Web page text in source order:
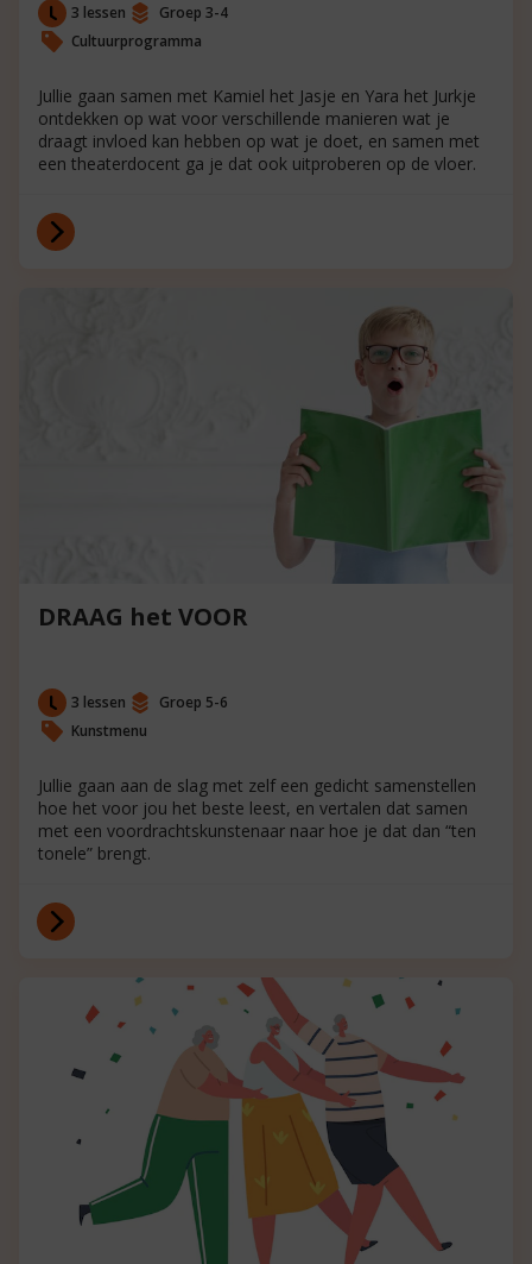
3 lessen
Groep 3-4
Cultuurprogramma
Jullie gaan samen met Kamiel het Jasje en Yara het Jurkje
ontdekken op wat voor verschillende manieren wat je
draagt invloed kan hebben op wat je doet, en samen met
een theaterdocent ga je dat ook uitproberen op de vloer.
DRAAG het VOOR
3 lessen
Groep 5-6
Kunstmenu
Jullie gaan aan de slag met zelf een gedicht samenstellen
hoe het voor jou het beste leest, en vertalen dat samen
met een voordrachtskunstenaar naar hoe je dat dan “ten
tonele” brengt.